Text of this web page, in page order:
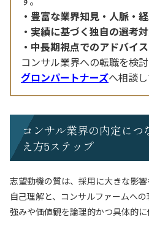
豊富な業界知見・人脈・
実績に基づく独自の選考
中長期視点でのアドバイス
コンサル業界への転職を検
グロンパートナーズへ相談
コンサル業界の内定に
え方5ステップ
志望動機の質は、採用に大きな影
自己理解と、コンサルファームへ
強みや価値観を論理的かつ具体的に